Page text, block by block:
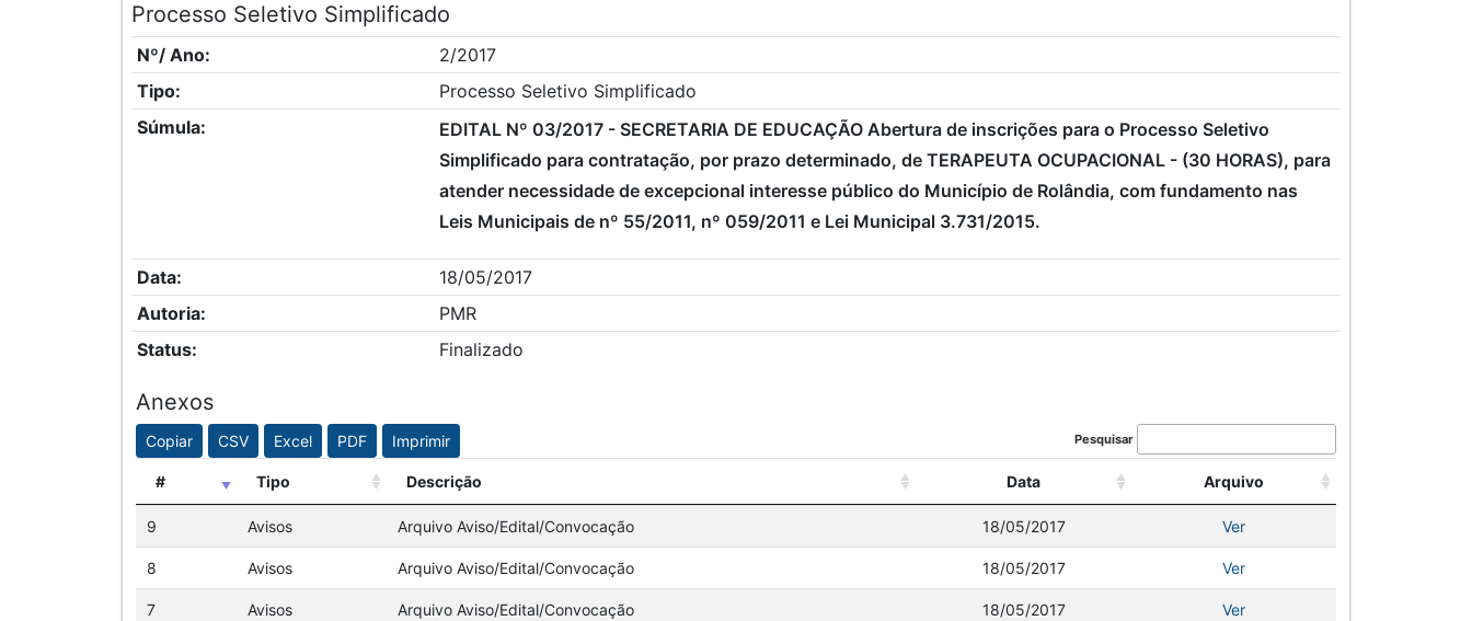
Processo Seletivo Simplificado
Nº/ Ano:
2/2017
Tipo:
Processo Seletivo Simplificado
Súmula:
EDITAL Nº 03/2017 - SECRETARIA DE EDUCAÇÃO Abertura de inscrições para o Processo Seletivo
Simplificado para contratação, por prazo determinado, de TERAPEUTA OCUPACIONAL - (30 HORAS), para
atender necessidade de excepcional interesse público do Município de Rolândia, com fundamento nas
Leis Municipais de nº 55/2011, nº 059/2011 e Lei Municipal 3.731/2015.
Data:
18/05/2017
Autoria:
PMR
Status:
Finalizado
Anexos
Copiar CSV Excel PDF Imprimir Pesquisar
# Tipo Descrição Data Arquivo
9 Avisos Arquivo Aviso/Edital/Convocação 18/05/2017 Ver
8 Avisos Arquivo Aviso/Edital/Convocação 18/05/2017 Ver
7 Avisos Arquivo Aviso/Edital/Convocação 18/05/2017 Ver